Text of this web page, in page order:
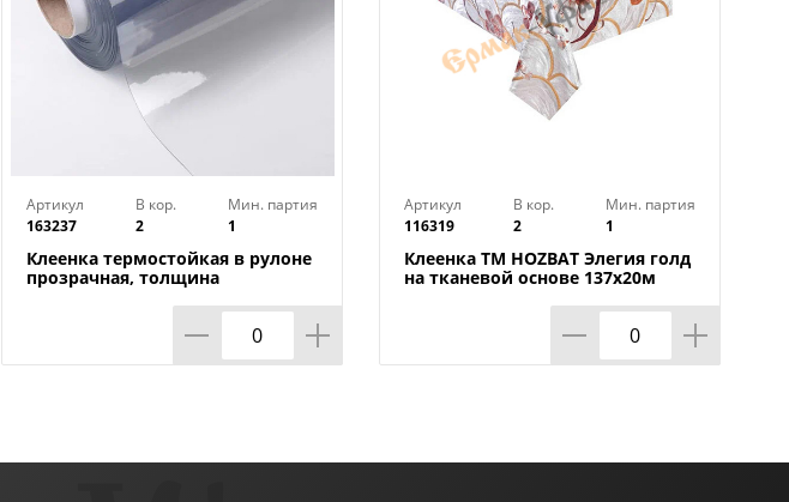
Артикул
163237
В кор.
2
Мин. партия
1
Клеенка термостойкая в рулоне
прозрачная, толщина
Артикул
116319
В кор.
2
Мин. партия
1
Клеенка TM HOZBAT Элегия голд
на тканевой основе 137х20м